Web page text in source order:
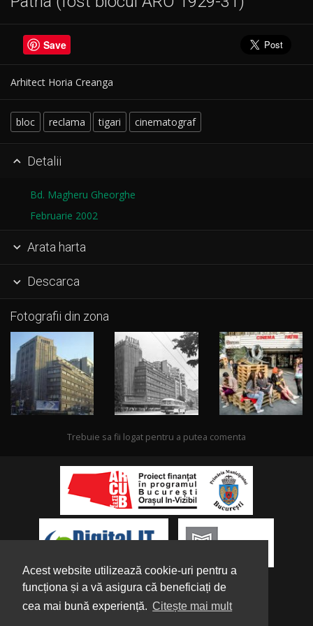
Acest website utilizează cookie-uri pentru a
funcționa și a vă asigura că beneficiați de
cea mai bună experiență. Citește mai mult
Save
Arhitect Horia Creanga
bloc reclama tigari cinematograf
 Detalii
Bd. Magheru Gheorghe
Februarie 2002
 Arata harta
 Descarca
Fotografii din zona
Trebuie sa fii logat pentru a putea comenta